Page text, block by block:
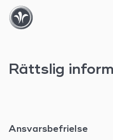
content
Rättslig
Ansvarsbefrielse